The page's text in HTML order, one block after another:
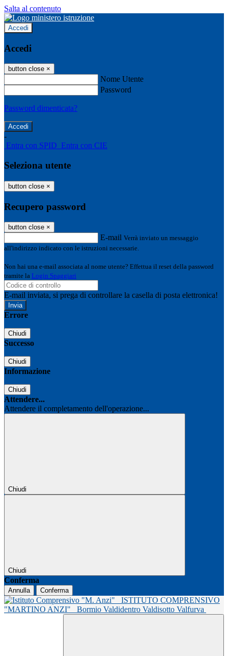
Salta al contenuto
Accedi
Accedi
button close ×
Nome Utente
Password
Password dimenticata?
-
Entra con SPID Entra con CIE
Seleziona utente
button close ×
Recupero password
button close ×
E-mail Verrà inviato un messaggio
all'indirizzo indicato con le istruzioni necessarie.
Non hai una e-mail associata al nome utente? Effettua il reset della password
tramite la Login Spaggiari
E-mail inviata, si prega di controllare la casella di posta elettronica!
Errore
Chiudi
Successo
Chiudi
Informazione
Chiudi
Attendere...
Attendere il completamento dell'operazione...
Chiudi
Chiudi
Conferma
Annulla Conferma
ISTITUTO COMPRENSIVO
"MARTINO ANZI"
Bormio Valdidentro Valdisotto Valfurva